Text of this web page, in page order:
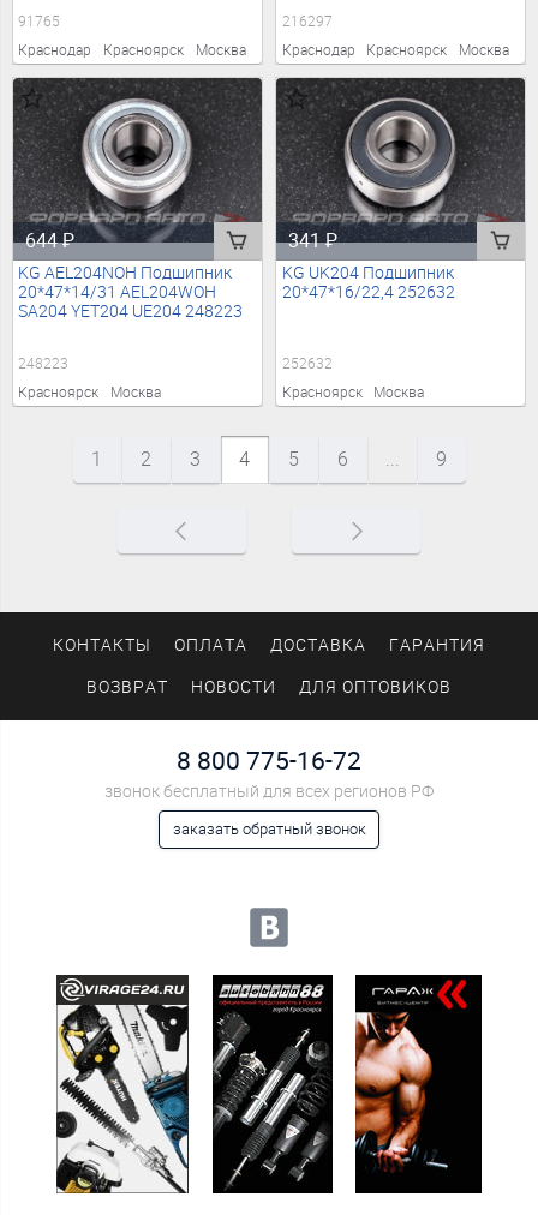
91765
Краснодар
Красноярск Москва
216297
Краснодар
Красноярск Москва
644₽
KG AEL204NOH Подшипник
20*47*14/31 AEL204WOH
SA204 YET204 UE204 248223
248223
Красноярск
Москва
341₽
KG UK204 Подшипник
20*47*16/22,4 252632
252632
Красноярск
Москва
1 2 3 4 5 6 ... 9
КОНТАКТЫ ОПЛАТА ДОСТАВКА ГАРАНТИЯ
ВОЗВРАТ НОВОСТИ ДЛЯ ОПТОВИКОВ
8 800 775-16-72
звонок бесплатный для всех регионов РФ
заказать обратный звонок